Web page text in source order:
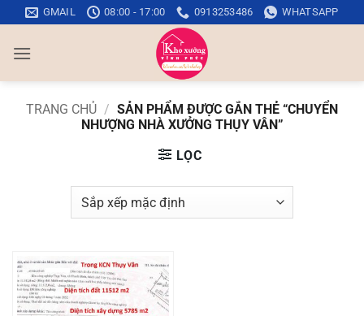
qua
nội
GMAIL 08:00 - 17:00 0913253486 WHATSAPP
TRANG CHỦ / SẢN PHẨM ĐƯỢC GẮN THẺ “CHUYỂN
NHƯỢNG NHÀ XƯỞNG THỤY VÂN”
LỌC